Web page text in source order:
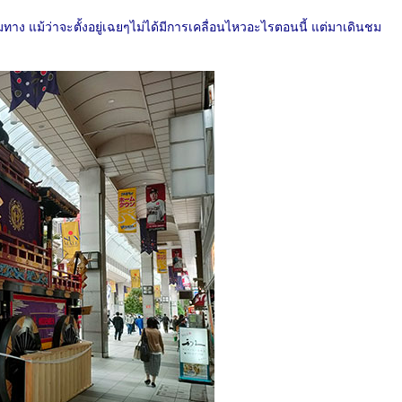
าง แม้ว่าจะตั้งอยู่เฉยๆไม่ได้มีการเคลื่อนไหวอะไรตอนนี้ แต่มาเดินชม